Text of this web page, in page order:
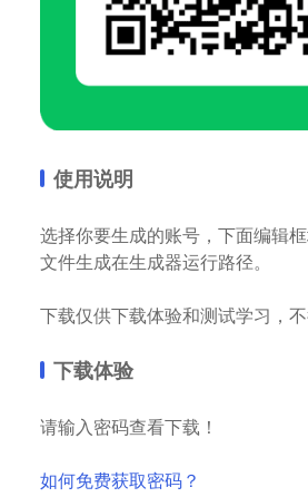
使用说明
选择你要生成的账号，下面编辑
文件生成在生成器运行路径。
下载仅供下载体验和测试学习，不
下载体验
请输入密码查看下载！
如何免费获取密码？